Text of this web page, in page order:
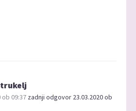
ob 09:37 zadnji odgovor 23.03.2020 ob